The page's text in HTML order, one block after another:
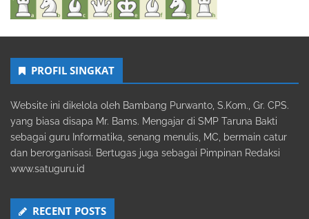
PROFIL SINGKAT
Website ini dikelola oleh Bambang Purwanto, S.Kom., Gr. CPS.
yang biasa disapa Mr. Bams. Mengajar di SMP Taruna Bakti
sebagai guru Informatika, senang menulis, MC, bermain catur
dan berorganisasi. Bertugas juga sebagai Pimpinan Redaksi
www.satuguru.id
RECENT POSTS